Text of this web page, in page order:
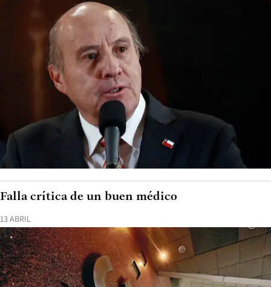
13 ABRIL
Falla crítica de un buen médico